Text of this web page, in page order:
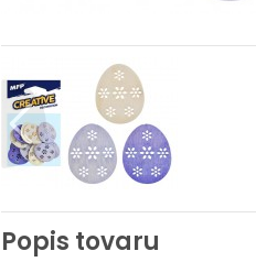
Popis tovaru